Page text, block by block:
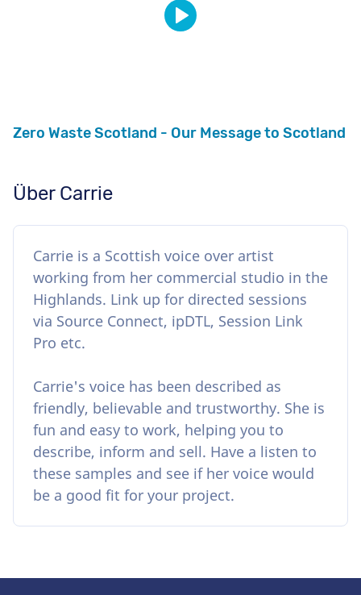
Zero Waste Scotland - Our Message to Scotland
Über Carrie
Carrie is a Scottish voice over artist
working from her commercial studio in the
Highlands. Link up for directed sessions
via Source Connect, ipDTL, Session Link
Pro etc.
Carrie's voice has been described as
friendly, believable and trustworthy. She is
fun and easy to work, helping you to
describe, inform and sell. Have a listen to
these samples and see if her voice would
be a good fit for your project.